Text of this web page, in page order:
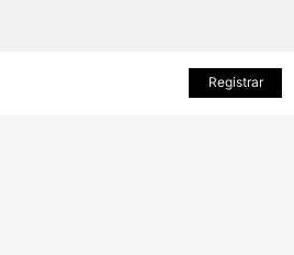
ADICIONAR AO CARRINHORegistrar